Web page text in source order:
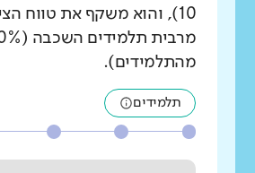
10), והוא משקף את טווח
מרבית
מהתלמידים).
תלמידים